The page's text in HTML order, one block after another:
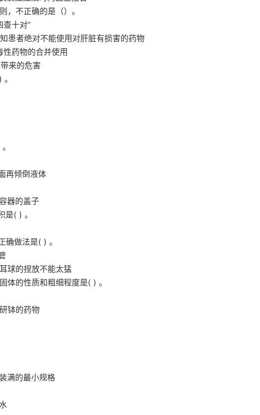
，不正确的是（）。
查十对”
患者绝对不能使用对肝脏有损害的药物
药物的合并使用
来的危害
再倾倒液体
器的盖子
是( ) 。
确做法是( ) 。
球的捏放不能太猛
体的性质和粗细程度是( ) 。
钵的药物
满的最小规格